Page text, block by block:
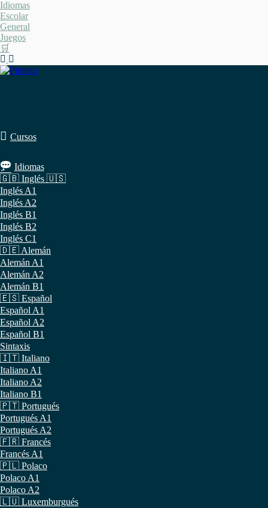
Saltar
al
contenido
Idiomas
Escolar
General
Juegos
🛒
Cursos
Idiomas
🇬🇧 Inglés 🇺🇸
Inglés A1
Inglés A2
Inglés B1
Inglés B2
Inglés C1
🇩🇪 Alemán
Alemán A1
Alemán A2
Alemán B1
🇪🇸 Español
Español A1
Español A2
Español B1
Sintaxis
🇮🇹 Italiano
Italiano A1
Italiano A2
Italiano B1
🇵🇹 Portugués
Portugués A1
Portugués A2
🇫🇷 Francés
Francés A1
🇵🇱 Polaco
Polaco A1
Polaco A2
🇱🇺 Luxemburgués